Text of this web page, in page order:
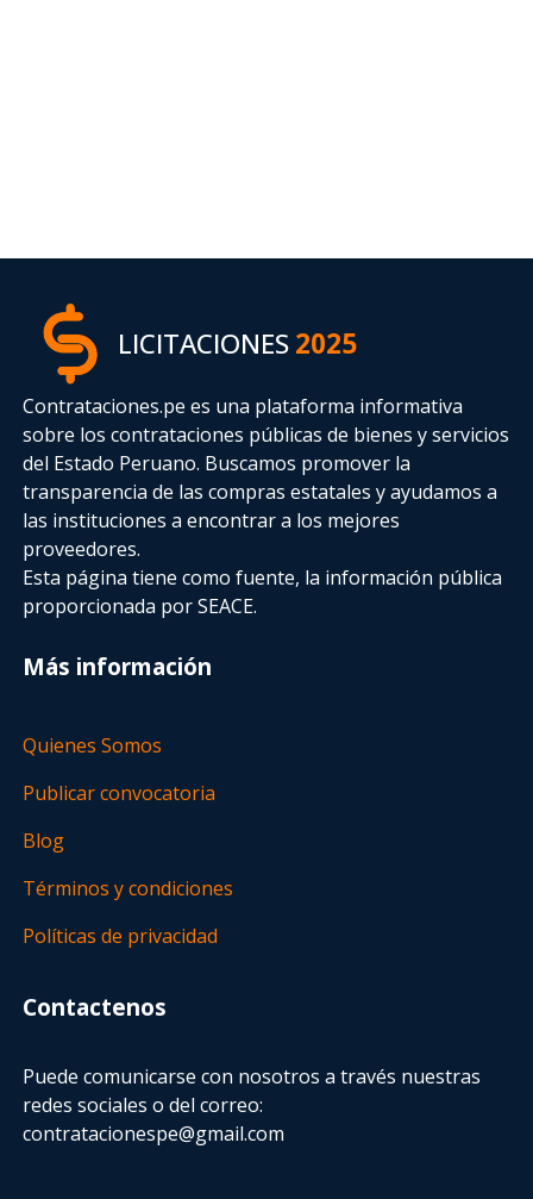
LICITACIONES2025
Contrataciones.pe es una plataforma informativa
sobre los contrataciones públicas de bienes y servicios
del Estado Peruano. Buscamos promover la
transparencia de las compras estatalesy ayudamos a
las instituciones a encontrar a los mejores
proveedores.
Esta página tiene como fuente, la información pública
proporcionada por SEACE.
Más información
Quienes Somos
Publicar convocatoria
Blog
Términos y condiciones
Políticas de privacidad
Contactenos
Puede comunicarse con nosotros a través nuestras
redes sociales o del correo:
contratacionespe@gmail.com